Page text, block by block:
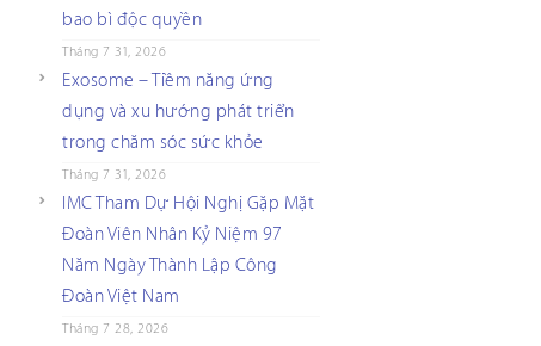
bao bì độc quyền
Tháng 7 31, 2026
Exosome – Tiềm năng ứng
dụng và xu hướng phát triển
trong chăm sóc sức khỏe
Tháng 7 31, 2026
IMC Tham Dự Hội Nghị Gặp Mặt
Đoàn Viên Nhân Kỷ Niệm 97
Năm Ngày Thành Lập Công
Đoàn Việt Nam
Tháng 7 28, 2026